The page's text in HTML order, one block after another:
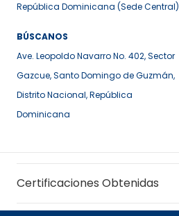
República Dominicana (Sede Central)
BÚSCANOS
Ave. Leopoldo Navarro No. 402, Sector
Gazcue, Santo Domingo de Guzmán,
Distrito Nacional, República
Dominicana
Certificaciones Obtenidas